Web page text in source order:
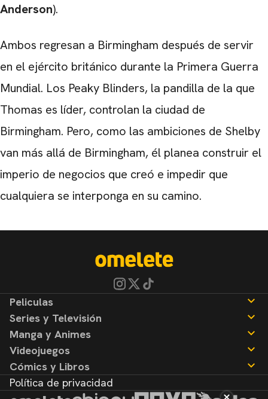
Anderson).
Ambos regresan a Birmingham después de servir
en el ejército británico durante la Primera Guerra
Mundial. Los Peaky Blinders, la pandilla de la que
Thomas es líder, controlan la ciudad de
Birmingham. Pero, como las ambiciones de Shelby
van más allá de Birmingham, él planea construir el
imperio de negocios que creó e impedir que
cualquiera se interponga en su camino.
Peliculas
Noticias
Reseñas
Series y Televisión
Noticias
Reseñas
Manga y Animes
Noticias
Reseñas
Videojuegos
Noticias
Reseñas
Cómics y Libros
Noticias
Política de privacidad